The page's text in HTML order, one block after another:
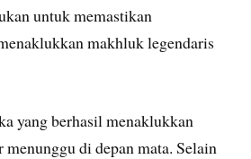
untuk memastikan
makhluk legendaris
yang berhasil menaklukkan
menunggu di depan mata. Selain